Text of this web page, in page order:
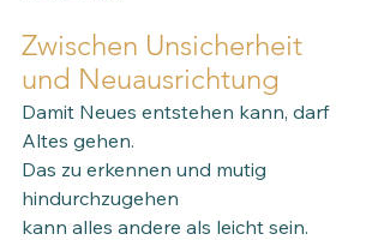
Zwischen Unsicherheit
und Neuausrichtung
Damit Neues entstehen kann, darf
Altes gehen.
Das zu erkennen und mutig
hindurchzugehen
kann alles andere als leicht sein.